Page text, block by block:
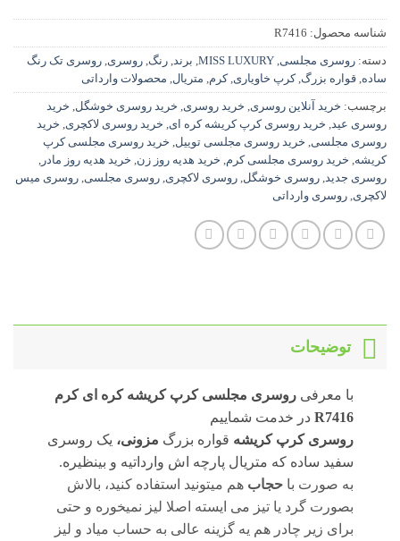
شناسه محصول: R7416
دسته: روسری مجلسی MISS LUXURY برند رنگ روسری روسری تک رنگ
ساده قواره بزرگ ,کرپ خاویاری ,کرم متریال محصولات وارداتی
برچسب: خرید آنلاین روسری خرید روسری خرید روسری خوشگل خرید
روسری عید
خرید روسری کرپ کریشه کره ای خرید روسری لاکچری خرید
روسری مجلسی خرید روسری مجلسی توییل خرید روسری مجلسی کرپ
کریشه خرید روسری مجلسی کرم خرید هدیه روز زن خرید هدیه روز مادر
روسری جدید روسری خوشگل روسری لاکچری روسری مجلسی روسری میس
لاکچری روسری وارداتی
توضیحات
با معرفی روسری مجلسی کرپ کریشه کره ای کرم
R7416در خدمت شماییم
روسری کرپ کریشه قواره بزرگ مزونی، یک روسری
سفید ساده که متریال پارچه اش وارداتیه و بینظیره.
به صورت با حجاب هم میتونید استفاده کنید، بالاش
بصورت گرد یا تیز می ایسته اصلا لیز نمیخوره و حتی
برای زیر چادر هم یه گزینه عالی به حساب میاد و لیز